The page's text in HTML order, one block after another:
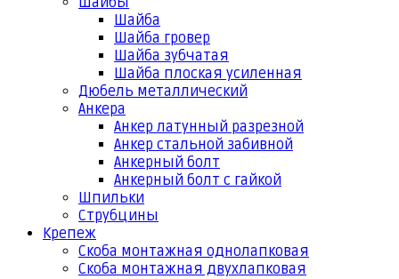
Шайба
Шайба гровер
Шайба зубчатая
Шайба плоская усиленная
Дюбель металлический
Анкера
Анкер латунный разрезной
Анкер стальной забивной
Анкерный болт
Анкерный болт с гайкой
Шпильки
Струбцины
Крепеж
Скоба монтажная однолапковая
Скоба монтажная двухлапковая